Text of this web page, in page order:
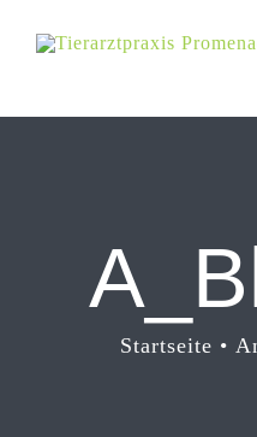
Inhalt
Startseite